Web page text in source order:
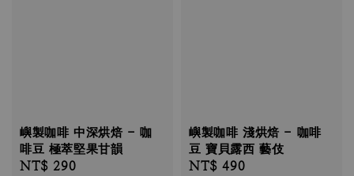
嶼製咖啡 中深烘焙 - 咖
啡豆 極萃堅果甘韻
Regular
NT$ 290
嶼製咖啡 淺烘焙 - 咖啡
豆 寶貝露西 藝伎
Regular
NT$ 490